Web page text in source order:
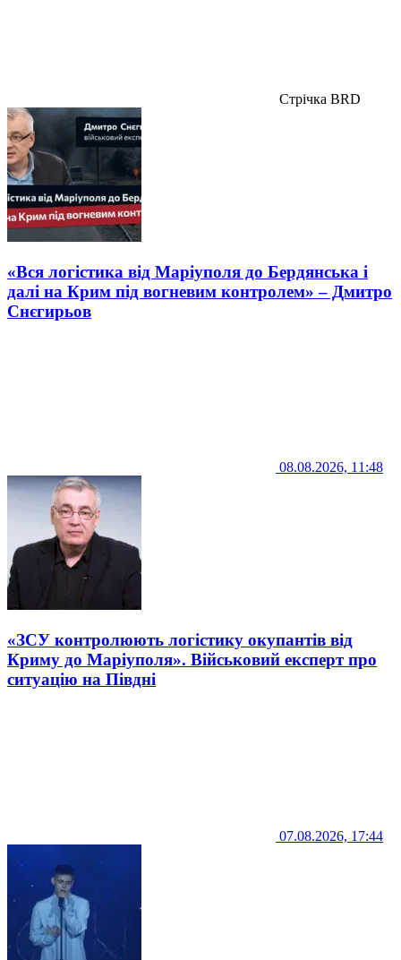
Стрічка BRD
«Вся логістика від Маріуполя до Бердянська і
далі на Крим під вогневим контролем» – Дмитро
Снєгирьов
08.08.2026, 11:48
«ЗСУ контролюють логістику окупантів від
Криму до Маріуполя». Військовий експерт про
ситуацію на Півдні
07.08.2026, 17:44